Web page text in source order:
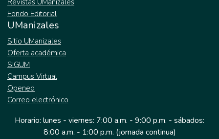
Revistas UManizales
Fondo Editorial
UManizales
Sitio UManizales
Oferta académica
SIGUM
Campus Virtual
Opened
Correo electrónico
Horario: lunes - viernes: 7:00 a.m. - 9:00 p.m. - sábados:
8:00 a.m. - 1:00 p.m. (jornada continua)